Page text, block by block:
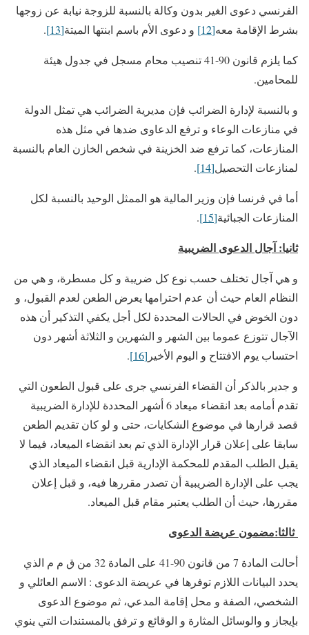
الفرنسي دعوى الغير بدون وكالة بالنسبة للزوجة نيابة عن زوجها
بشرط الإقامة معه[12] و دعوى الأم باسم ابنتها الميتة[13]
.
كما يلزم قانون 90-41 تنصيب محام مسجل في جدول هيئة
للمحامين.
و بالنسبة لإدارة الضرائب فإن مديرية الضرائب هي تمثل الدولة
في منازعات الوعاء و ترفع الدعاوى ضدها في مثل هذه
المنازعات، كما ترفع ضد الخزينة في شخص الخازن العام بالنسبة
لمنازعات التحصيل[14]
.
أما في فرنسا فإن وزير المالية هو الممثل الوحيد بالنسبة لكل
المنازعات الجبائية[15]
.
ثانيا: آجال الدعوى الضريبية
و هي آجال تختلف حسب نوع كل ضريبة و كل مسطرة، و هي من
النظام العام حيث أن عدم احترامها يعرض الطعن لعدم القبول، و
دون الخوض في الحالات المحددة لكل أجل يكفي التذكير أن هذه
الآجال تتوزع عموما بين الشهر و الشهرين و الثلاثة أشهر دون
احتساب يوم الافتتاح و اليوم الأخير [16]
.
و جدير بالذكر أن القضاء الفرنسي جرى على قبول الطعون التي
تقدم أمامه بعد انقضاء ميعاد 6 أشهر المحددة للإدارة الضريبية
قصد قرارها في موضوع الشكايات، حتى و لو كان تقديم الطعن
سابقا على إعلان قرار الإدارة الذي تم بعد انقضاء الميعاد، فيما لا
يقبل الطلب المقدم للمحكمة الإدارية قبل انقضاء الميعاد الذي
يجب على الإدارة الضريبية أن تصدر مقررها فيه، و قبل إعلان
مقررها، حيث أن الطلب يعتبر مقام قبل الميعاد.
ثالثا:مضمون عريضة الدعوى
أحالت المادة 7 من قانون 90-41 على المادة 32 من ق م م الذي
يحدد البيانات اللازم توفرها في عريضة الدعوى : الاسم العائلي و
الشخصي، الصفة و محل إقامة المدعي، ثم موضوع الدعوى
بإيجاز و والوسائل المثارة و الوقائع و ترفق بالمستندات التي ينوي